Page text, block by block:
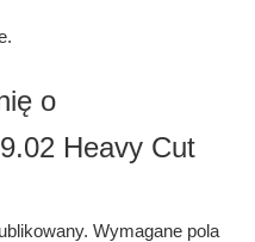
o
Heavy Cut
Wymagane pola